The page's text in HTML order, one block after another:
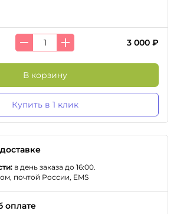
3 000 ₽
В корзину
Купить в 1 клик
в день заказа до 16:00.
почтой России, EMS
оплате